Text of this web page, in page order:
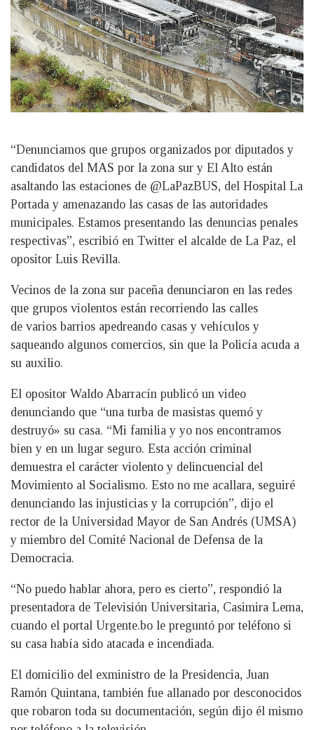
“Denunciamos que grupos organizados por diputados y
candidatos del MAS por la zona sur y El Alto están
asaltando las estaciones de @LaPazBUS, del Hospital La
Portada y amenazando las casas de las autoridades
municipales. Estamos presentando las denuncias penales
respectivas”, escribió en Twitter el alcalde de La Paz, el
opositor Luis Revilla.
Vecinos de la zona sur paceña denunciaron en las redes
que grupos violentos están recorriendo las calles
de varios barrios apedreando casas y vehículos y
saqueando algunos comercios, sin que la Policía acuda a
su auxilio.
El opositor Waldo Abarracín publicó un video
denunciando que “una turba de masistas quemó y
destruyó» su casa. “Mi familia y yo nos encontramos
bien y en un lugar seguro. Esta acción criminal
demuestra el carácter violento y delincuencial del
Movimiento al Socialismo. Esto no me acallara, seguiré
denunciando las injusticias y la corrupción”, dijo el
rector de la Universidad Mayor de San Andrés (UMSA)
y miembro del Comité Nacional de Defensa de la
Democracia.
“No puedo hablar ahora, pero es cierto”, respondió la
presentadora de Televisión Universitaria, Casimira Lema,
cuando el portal Urgente.bo le preguntó por teléfono si
su casa había sido atacada e incendiada.
El domicilio del exministro de la Presidencia, Juan
Ramón Quintana, también fue allanado por desconocidos
que robaron toda su documentación, según dijo él mismo